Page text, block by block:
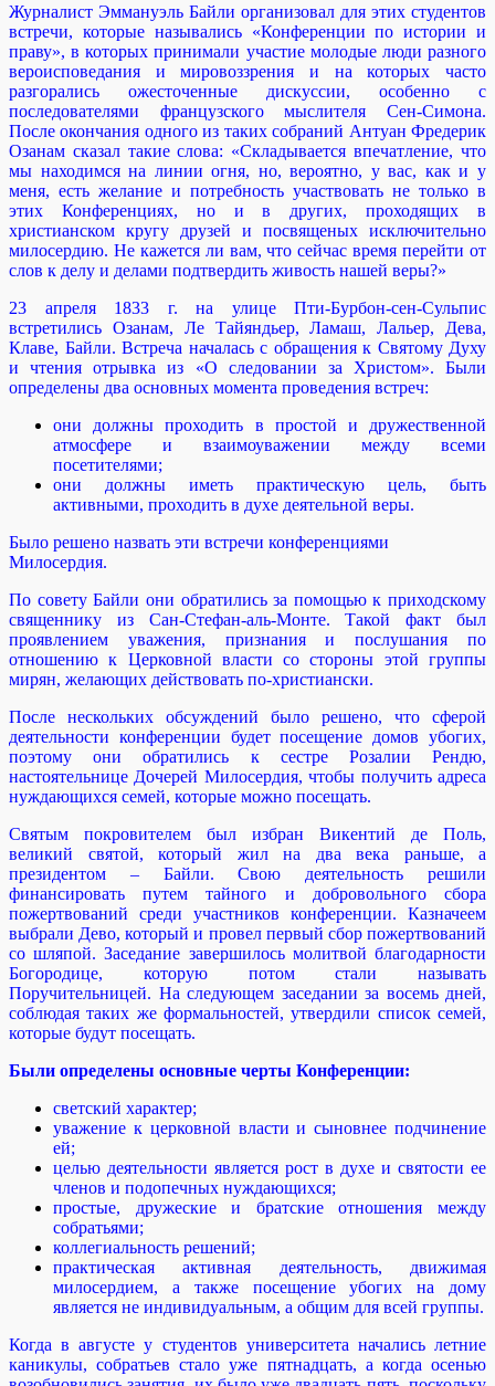
Журналист Эммануэль Байли организовал для этих студентов
встречи, которые назывались «Конференции по истории и
праву», в которых принимали участие молодые люди разного
вероисповедания и мировоззрения и на которых часто
разгорались ожесточенные дискуссии, особенно с
последователями французского мыслителя Сен-Симона.
После окончания одного из таких собраний Антуан Фредерик
Озанам сказал такие слова: «Складывается впечатление, что
мы находимся на линии огня, но, вероятно, у вас, как и у
меня, есть желание и потребность участвовать не только в
этих Конференциях, но и в других, проходящих в
христианском кругу друзей и посвященых исключительно
милосердию. Не кажется ли вам, что сейчас время перейти от
слов к делу и делами подтвердить живость нашей веры?»
23 апреля 1833 г. на улице Пти-Бурбон-сен-Сульпис
встретились Озанам, Ле Тайяндьер, Ламаш, Лальер, Дева,
Клаве, Байли. Встреча началась с обращения к Святому Духу
и чтения отрывка из «О следовании за Христом». Были
определены два основных момента проведения встреч:
они должны проходить в простой и дружественной
атмосфере и взаимоуважении между всеми
посетителями;
они должны иметь практическую цель, быть
активными, проходить в духе деятельной веры.
Было решено назвать эти встречи конференциями
Милосердия.
По совету Байли они обратились за помощью к приходскому
священнику из Сан-Стефан-аль-Монте. Такой факт был
проявлением уважения, признания и послушания по
отношению к Церковной власти со стороны этой группы
мирян, желающих действовать по-христиански.
После нескольких обсуждений было решено, что сферой
деятельности конференции будет посещение домов убогих,
поэтому они обратились к сестре Розалии Рендю,
настоятельнице Дочерей Милосердия, чтобы получить адреса
нуждающихся семей, которые можно посещать.
Святым покровителем был избран Викентий де Поль,
великий святой, который жил на два века раньше, а
президентом – Байли. Свою деятельность решили
финансировать путем тайного и добровольного сбора
пожертвований среди участников конференции. Казначеем
выбрали Дево, который и провел первый сбор пожертвований
со шляпой. Заседание завершилось молитвой благодарности
Богородице, которую потом стали называть
Поручительницей. На следующем заседании за восемь дней,
соблюдая таких же формальностей, утвердили список семей,
которые будут посещать.
Были определены основные черты Конференции:
светский характер;
уважение к церковной власти и сыновнее подчинение
ей;
целью деятельности является рост в духе и святости ее
членов и подопечных нуждающихся;
простые, дружеские и братские отношения между
собратьями;
коллегиальность решений;
практическая активная деятельность, движимая
милосердием, а также посещение убогих на дому
является не индивидуальным, а общим для всей группы.
Когда в августе у студентов университета начались летние
каникулы, собратьев стало уже пятнадцать, а когда осенью